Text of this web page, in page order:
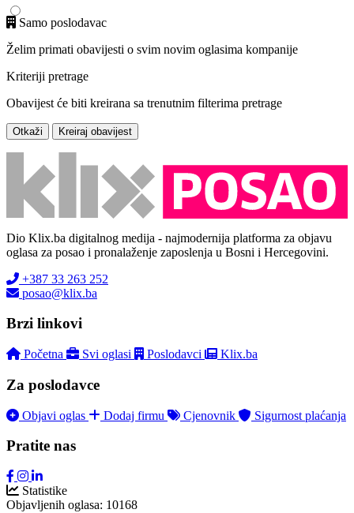
Samo poslodavac
Želim primati obavijesti o svim novim oglasima kompanije
Kriteriji pretrage
Obavijest će biti kreirana sa trenutnim filterima pretrage
Otkaži Kreiraj obavijest
Dio Klix.ba digitalnog medija - najmodernija platforma za objavu
oglasa za posao i pronalaženje zaposlenja u Bosni i Hercegovini.
+387 33 263 252
posao@klix.ba
Brzi linkovi
Početna Svi oglasi Poslodavci Klix.ba
Za poslodavce
Objavi oglas Dodaj firmu Cjenovnik Sigurnost plaćanja
Pratite nas
Statistike
Objavljenih oglasa: 10168